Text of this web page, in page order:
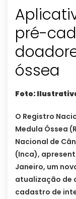
pré-
óssea
Foto:
O Registro
Medula Óssea
Nacional de
(Inca),
Janeiro, um
atualização de
cadastro de